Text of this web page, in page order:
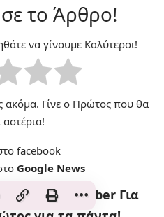
το Άρθρο!
να γίνουμε Καλύτεροι!
ακόμα. Γίνε ο Πρώτος που θα
facebook
Google News
Είμαστε στο Viber Για